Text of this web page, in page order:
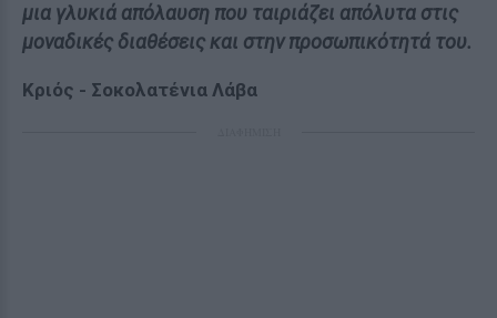
μια γλυκιά απόλαυση που ταιριάζει απόλυτα στις
μοναδικές διαθέσεις και στην προσωπικότητά του.
Κριός - Σοκολατένια Λάβα